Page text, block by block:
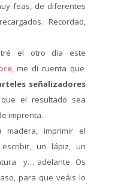
feas, de diferentes
Recordad,
el otro día este
, me dí cuenta que
señalizadores
el resultado sea
imprenta.
madera, imprimir el
un lápiz, un
y… adelante. Os
para que veáis lo